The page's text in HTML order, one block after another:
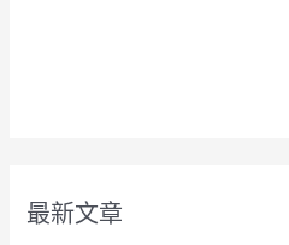
最新文章